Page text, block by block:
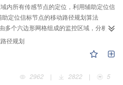
得到更准确及鲁棒性更好的链路质量预
内所有传感节点的定位，利用辅助定位信
定位信标节点的移动路径规划算法
多个六边形网格组成的监控区域，分析
中停留位置只是六边形网格的顶点和中
位置不共线以及每一个网格至少被3个以
信标节点的移动路径约束和传感节点定
根据邻居停留位置的信息素浓度决定下
释放和挥发信息素。经过蚁群算法的多次
径规划
2962
| 2822 | 5